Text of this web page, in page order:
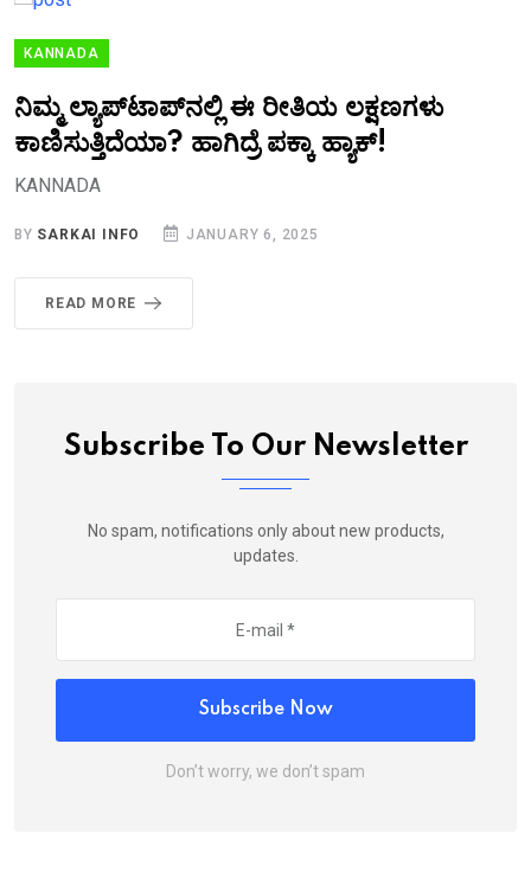
KANNADA
ನಿಮ್ಮ ಲ್ಯಾಪ್‌ಟಾಪ್‌ನಲ್ಲಿ ಈ ರೀತಿಯ ಲಕ್ಷಣಗಳು
ಕಾಣಿಸುತ್ತಿದೆಯಾ? ಹಾಗಿದ್ರೆ ಪಕ್ಕಾ ಹ್ಯಾಕ್‌!
KANNADA
BY SARKAI INFO JANUARY 6, 2025
READ MORE
Subscribe To Our Newsletter
No spam, notifications only about new products,
updates.
Subscribe Now
Don’t worry, we don’t spam